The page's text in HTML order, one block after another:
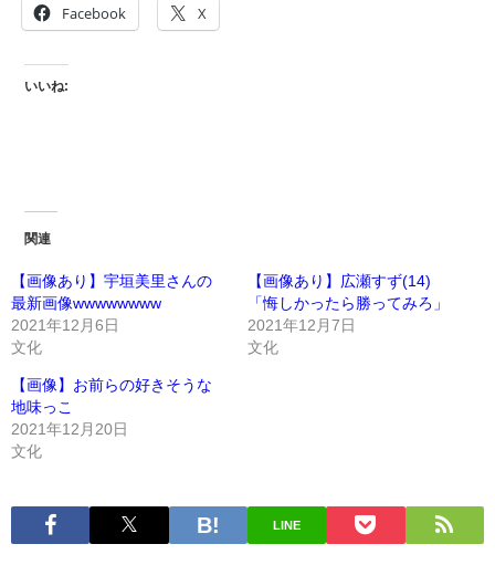
Facebook X
いいね:
関連
【画像あり】宇垣美里さんの
最新画像wwwwwwww
2021年12月6日
文化
【画像あり】広瀬すず(14)
「悔しかったら勝ってみろ」
2021年12月7日
文化
【画像】お前らの好きそうな
地味っこ
2021年12月20日
文化
LINE